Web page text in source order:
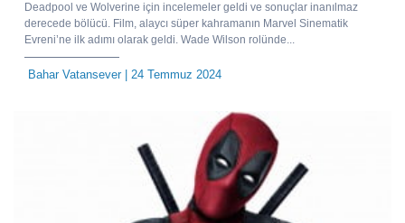
Deadpool ve Wolverine için incelemeler geldi ve sonuçlar inanılmaz
derecede bölücü. Film, alaycı süper kahramanın Marvel Sinematik
Evreni’ne ilk adımı olarak geldi. Wade Wilson rolünde...
Bahar Vatansever| 24 Temmuz 2024